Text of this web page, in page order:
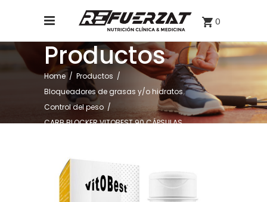
0
Productos
Home / Productos /
Bloqueadores de grasas y/o hidratos,
Control del peso /
CARB BLOCKER VITOBEST 90 CÁPSULAS